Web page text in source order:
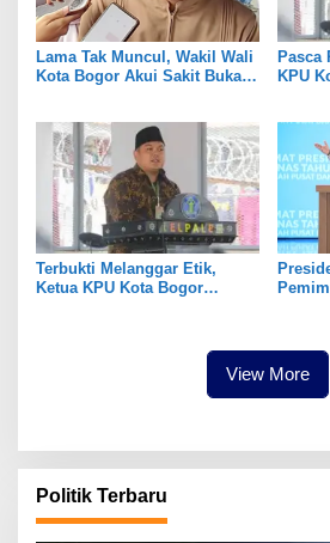
Lama Tak Muncul, Wakil Wali
Kota Bogor Akui Sakit Bukan
Pasca
KPU
Terbukti Melanggar Etik,
Ketua KPU Kota Bogor
View More
Politik Terbaru